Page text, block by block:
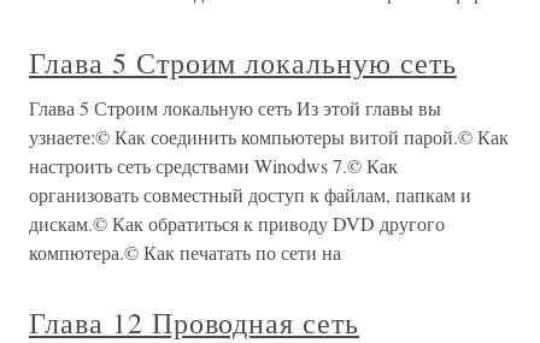
Глава 5 Строим локальную сеть
Глава 5 Строим локальную сеть Из этой главы вы
узнаете:© Как соединить компьютеры витой парой.© Как
настроить сеть средствами Winodws 7.© Как
организовать совместный доступ к файлам, папкам и
дискам.© Как обратиться к приводу DVD другого
компютера.© Как печатать по сети на
Глава 12 Проводная сеть